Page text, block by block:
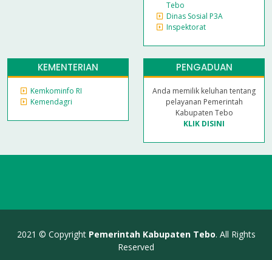
Tebo
Dinas Sosial P3A
Inspektorat
KEMENTERIAN
Kemkominfo RI
Kemendagri
PENGADUAN
Anda memilik keluhan tentang
pelayanan Pemerintah
Kabupaten Tebo
KLIK DISINI
2021 © Copyright Pemerintah Kabupaten Tebo. All Rights
Reserved